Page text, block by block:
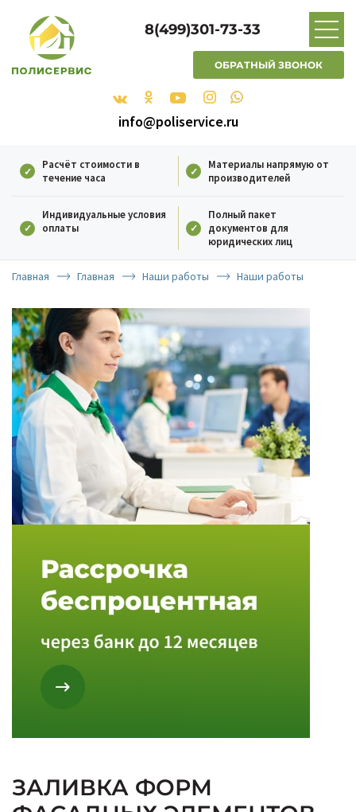
8(499)301-73-33
ОБРАТНЫЙ ЗВОНОК
info@poliservice.ru
Расчёт стоимости в
течение часа
Материалы напрямую от
производителей
Индивидуальные условия
оплаты
Полный пакет
документов для
юридических лиц
Главная Главная Наши работы Наши работы
ЗАЛИВКА ФОРМ